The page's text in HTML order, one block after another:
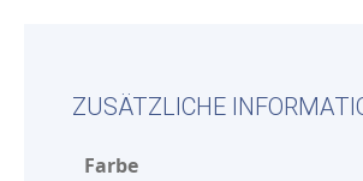
ZUSÄTZLICHE
Farbe